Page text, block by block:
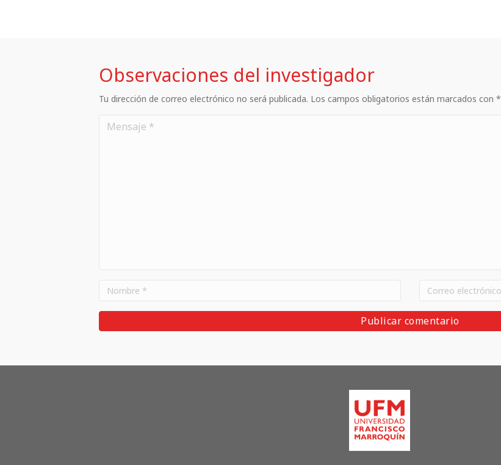
Observaciones del investigador
Tu dirección de correo electrónico no será publicada. Los campos obligatorios están marcados con *